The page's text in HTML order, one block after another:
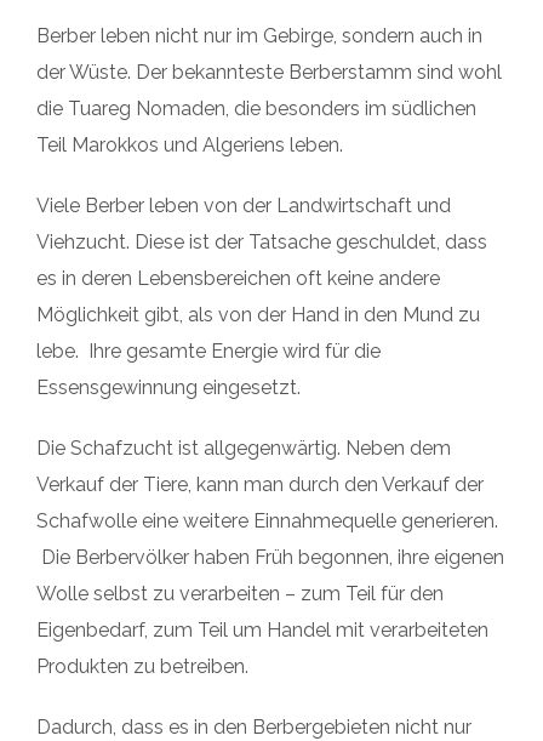
Berber leben nicht nur im Gebirge, sondern auch in
der Wüste. Der bekannteste Berberstamm sind wohl
die Tuareg Nomaden, die besonders im südlichen
Teil Marokkos und Algeriens leben.
Viele Berber leben von der Landwirtschaft und
Viehzucht. Diese ist der Tatsache geschuldet, dass
es in deren Lebensbereichen oft keine andere
Möglichkeit gibt, als von der Hand in den Mund zu
lebe. Ihre gesamte Energie wird für die
Essensgewinnung eingesetzt.
Die Schafzucht ist allgegenwärtig. Neben dem
Verkauf der Tiere, kann man durch den Verkauf der
Schafwolle eine weitere Einnahmequelle generieren.
Die Berbervölker haben Früh begonnen, ihre eigenen
Wolle selbst zu verarbeiten – zum Teil für den
Eigenbedarf, zum Teil um Handel mit verarbeiteten
Produkten zu betreiben.
Dadurch, dass es in den Berbergebieten nicht nur